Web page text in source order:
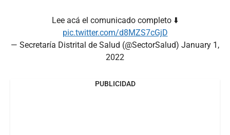
Lee acá el comunicado completo ⬇️
pic.twitter.com/d8MZS7cGjD
— Secretaría Distrital de Salud (@SectorSalud) January 1,
2022
PUBLICIDAD